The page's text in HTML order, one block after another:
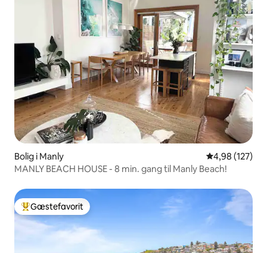
Bolig i Manly 4,98 ud af 5 i
4,98 (127)
MANLY BEACH HOUSE - 8 min. gang til Manly Beach!
Bedste gæstefavorit
Gæstefavorit